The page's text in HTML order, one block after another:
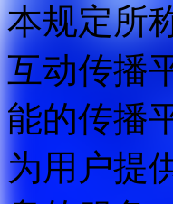
本规定所
互动传播
能的传播
为用户提